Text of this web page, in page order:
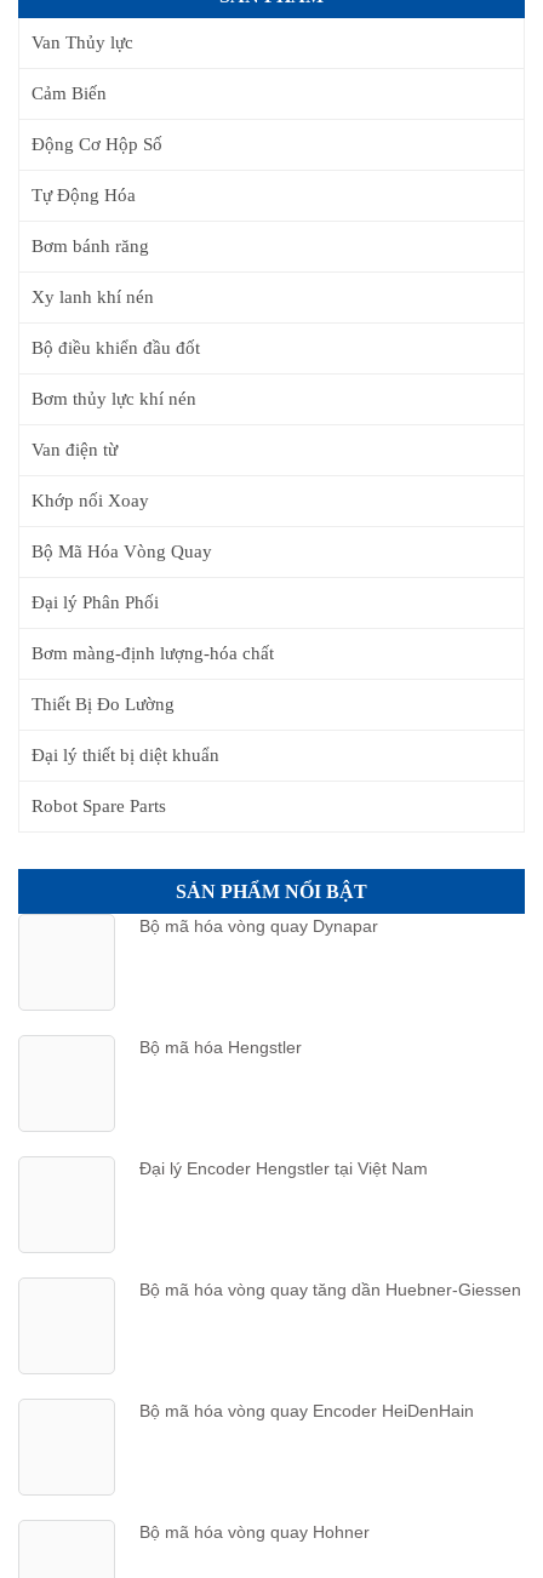
Van Thủy lực
Cảm Biến
Động Cơ Hộp Số
Tự Động Hóa
Bơm bánh răng
Xy lanh khí nén
Bộ điều khiển đầu đốt
Bơm thủy lực khí nén
Van điện từ
Khớp nối Xoay
Bộ Mã Hóa Vòng Quay
Đại lý Phân Phối
Bơm màng-định lượng-hóa chất
Thiết Bị Đo Lường
Đại lý thiết bị diệt khuẩn
Robot Spare Parts
SẢN PHẨM NỔI BẬT
Bộ mã hóa vòng quay Dynapar
Bộ mã hóa Hengstler
Đại lý Encoder Hengstler tại Việt Nam
Bộ mã hóa vòng quay tăng dần Huebner-Giessen
Bộ mã hóa vòng quay Encoder HeiDenHain
Bộ mã hóa vòng quay Hohner